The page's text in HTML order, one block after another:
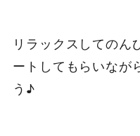
リラックスしてのん
ートしてもらいなが
う♪